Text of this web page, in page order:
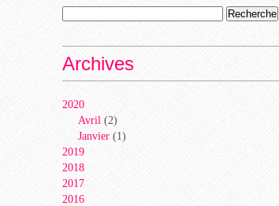
Archives
2020
Avril (2)
Janvier (1)
2019
2018
2017
2016